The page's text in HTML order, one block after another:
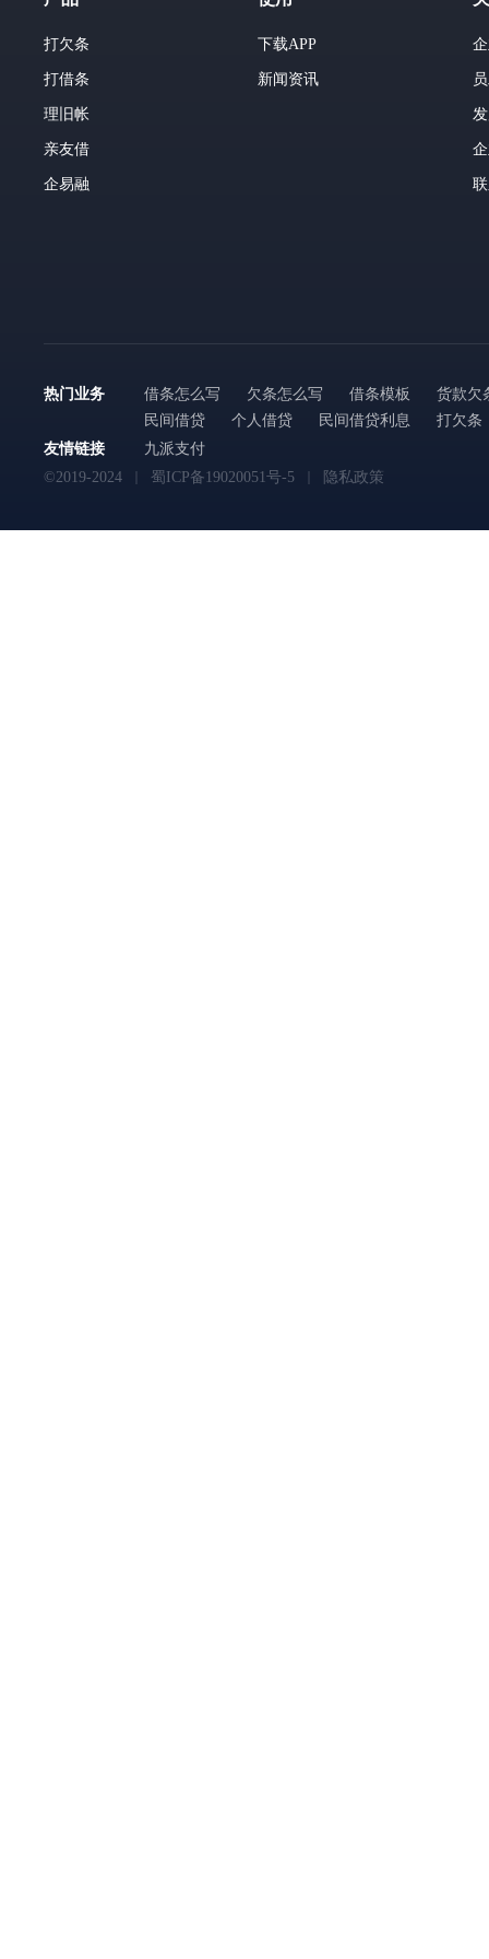
打欠条
打借条
理旧帐
亲友借
企易融
下载APP
新闻资讯
热门业务 借条怎么写 欠条怎么写 借条模板
货款欠
民间借贷
个人借贷 民间借贷利息
打欠条
友情链接
九派支付
©2019-2024
蜀ICP备19020051号-5 隐私政策